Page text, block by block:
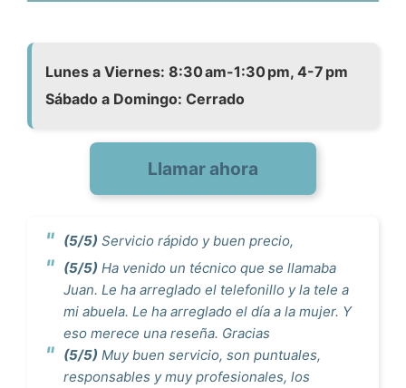
Lunes a Viernes: 8:30 am-1:30 pm, 4-7 pm
Sábado a Domingo: Cerrado
Llamar ahora
(5/5) Servicio rápido y buen precio,
(5/5) Ha venido un técnico que se llamaba
Juan. Le ha arreglado el telefonillo y la tele a
mi abuela. Le ha arreglado el día a la mujer. Y
eso merece una reseña. Gracias
(5/5) Muy buen servicio, son puntuales,
responsables y muy profesionales, los